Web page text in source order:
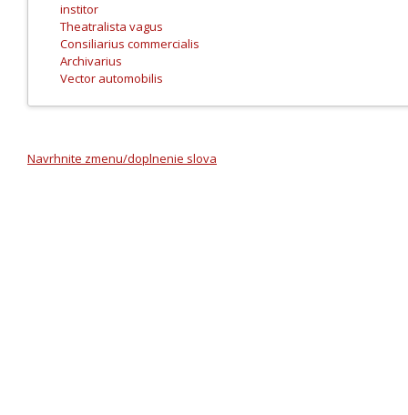
institor
Theatralista vagus
Consiliarius commercialis
Archivarius
Vector automobilis
Navrhnite zmenu/doplnenie slova